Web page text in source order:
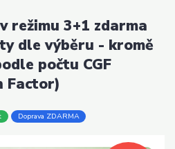
režimu 3+1 zdarma
dle výběru - kromě
počtu CGF
Factor)
Doprava ZDARMA